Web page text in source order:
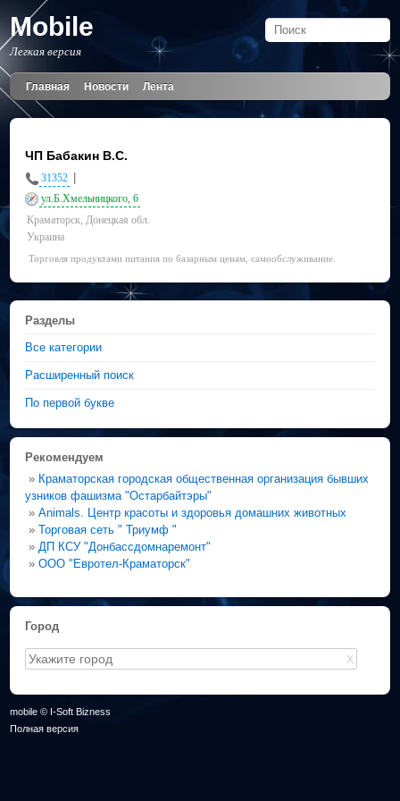
Mobile
Легкая версия
Главная Новости Лента
ЧП Бабакин В.С.
31352
ул.Б.Хмельницкого, 6
Краматорск, Донецкая обл.
Украина
Торговля продуктами питания по базарным ценам, самообслуживание.
Разделы
Все категории
Расширенный поиск
По первой букве
Рекомендуем
» Краматорская городская общественная организация бывших
узников фашизма "Остарбайтэры"
»Animals. Центр красоты и здоровья домашних животных
»Торговая сеть " Триумф "
» ДП КСУ "Донбассдомнаремонт"
»ООО "Евротел-Краматорск"
Город
X
mobile © I-Soft Bizness
Полная версия